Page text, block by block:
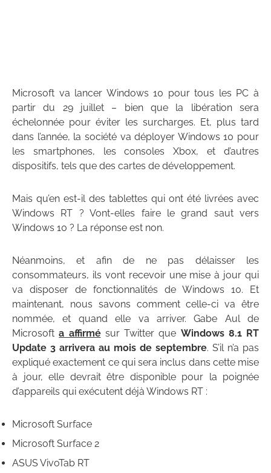
Microsoft va lancer Windows 10 pour tous les PC à
partir du 29 juillet – bien que la libération sera
échelonnée pour éviter les surcharges. Et, plus tard
dans l’année, la société va déployer Windows 10 pour
les smartphones, les consoles Xbox, et d’autres
dispositifs, tels que des cartes de développement.
Mais qu’en est-il des tablettes qui ont été livrées avec
Windows RT ? Vont-elles faire le grand saut vers
Windows 10 ? La réponse est non.
Néanmoins, et afin de ne pas délaisser les
consommateurs, ils vont recevoir une mise à jour qui
va disposer de fonctionnalités de Windows 10. Et
maintenant, nous savons comment celle-ci va être
nommée, et quand elle va arriver. Gabe Aul de
Microsofta affirmésur Twitter que Windows 8.1 RT
Update 3 arrivera au mois de septembre. S’il n’a pas
expliqué exactement ce qui sera inclus dans cette mise
à jour, elle devrait être disponible pour la poignée
d’appareils qui exécutent déjà Windows RT :
Microsoft Surface
Microsoft Surface 2
ASUS VivoTab RT